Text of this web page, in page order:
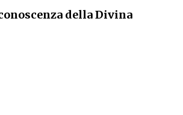
della Divina